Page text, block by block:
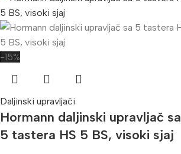
-15%
Daljinski upravljači
Hormann daljinski upravljač sa
5 tastera HS 5 BS, visoki sjaj